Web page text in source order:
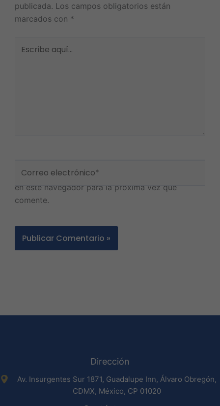
publicada. Los campos obligatorios están
marcados con *
aquí...
electrónico*
Guarda mi nombre, correo electrónico y web
en este navegador para la próxima vez que
comente.
Dirección
Av. Insurgentes Sur 1871, Guadalupe Inn, Álvaro Obregón,
CDMX, México, CP 01020